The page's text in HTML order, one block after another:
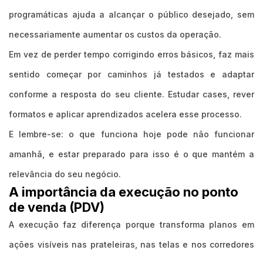
programáticas ajuda a alcançar o público desejado, sem
necessariamente aumentar os custos da operação.
Em vez de perder tempo corrigindo erros básicos, faz mais
sentido começar por caminhos já testados e adaptar
conforme a resposta do seu cliente. Estudar cases, rever
formatos e aplicar aprendizados acelera esse processo.
E lembre-se: o que funciona hoje pode não funcionar
amanhã, e estar preparado para isso é o que mantém a
relevância do seu negócio.
A importância da execução no ponto
de venda (PDV)
A execução faz diferença porque transforma planos em
ações visíveis nas prateleiras, nas telas e nos corredores